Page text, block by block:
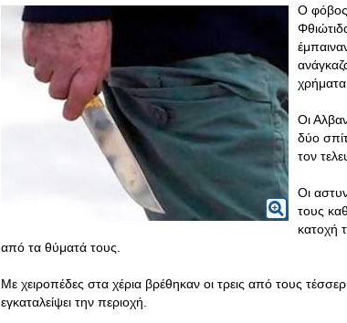
Ο φόβος
Οι
δύο
τον
Οι
τους
κατοχή
από τα θύματά τους.
Με χειροπέδες στα χέρια βρέθηκαν οι τρεις από τους
εγκαταλείψει την περιοχή.